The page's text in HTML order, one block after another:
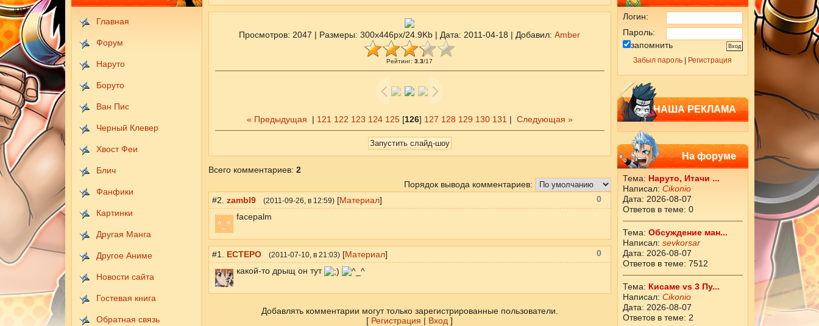
Главная
Форум
Наруто
Боруто
Ван Пис
Черный Клевер
Хвост Феи
Блич
Фанфики
Картинки
Другая Манга
Другое Аниме
Новости сайта
Гостевая книга
Обратная связь
Логин:
Пароль:
запомнить
Забыл пароль Регистрация
НАША РЕКЛАМА
На форуме
Тема: Наруто, Итачи ...
Написал: Cikоnio
Дата: 2026-08-07
Ответов в теме: 0
Тема: Обсуждение ман...
Написал: sevkorsar
Дата: 2026-08-07
Ответов в теме: 7512
Тема: Кисаме vs 3 Пу...
Написал: Cikоnio
Дата: 2026-08-07
Ответов в теме: 2
Просмотров: 2047 | Размеры: 300x446px/24.9Kb | Дата: 2011-04-18 | Добавил: Amber
Рейтинг: 3.3/17
« Предыдущая | 121 122 123 124 125[126] 127 128 129 130 131 | Следующая »
Всего комментариев: 2
Порядок вывода комментариев:
#2. zambl9 (2011-09-26 , в 12:59)[Материал]
^_^
facepalm
0
#1. ECTEPO (2011-07-10, в 21:03)[Материал]
какой-то дрыщ он тут
0
Добавлять комментарии могут только зарегистрированные пользователи.
[ Регистрация | Вход ]